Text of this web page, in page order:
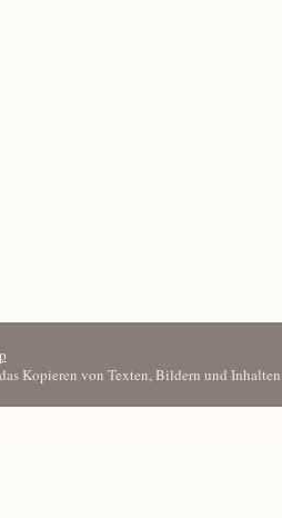
Kopieren von Texten, Bildern und